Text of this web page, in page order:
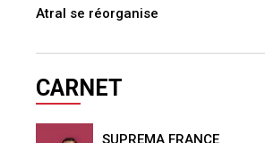
Atral se réorganise
CARNET
SUPREMA FRANCE